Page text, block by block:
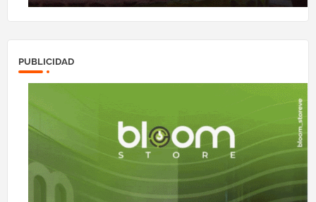
PUBLICIDAD